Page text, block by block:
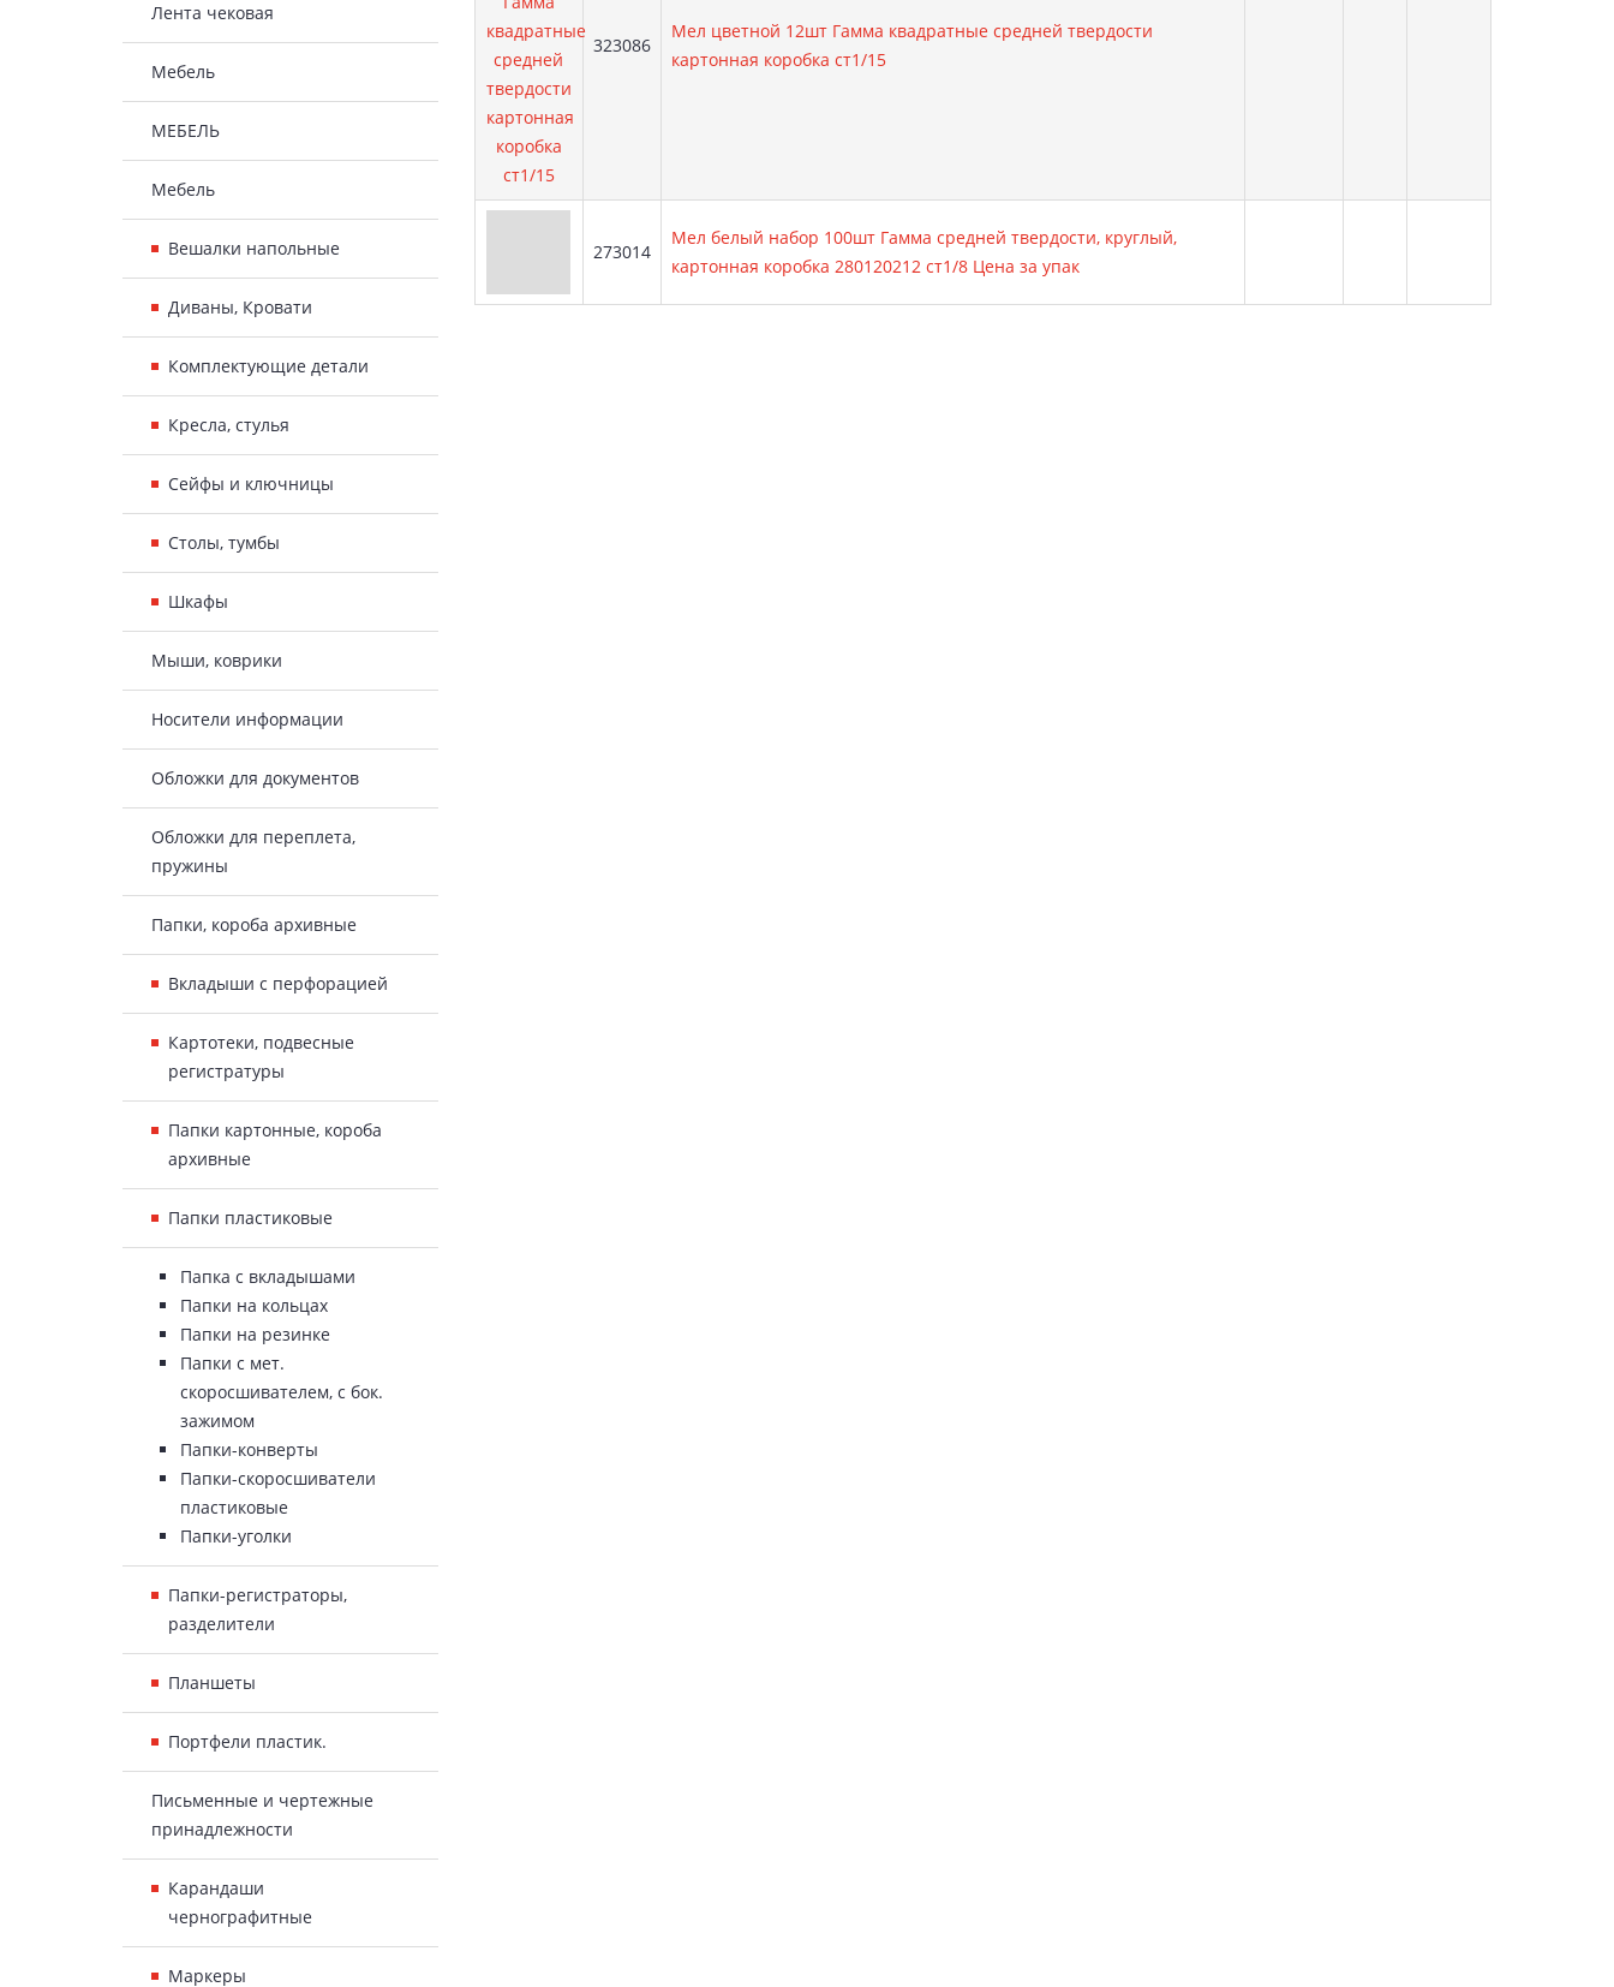
Артикул:
323086
Мел цветной 12шт Гамма квадратные средней твердости
картонная коробка ст1/15
Артикул:
273014
Мел белый набор 100шт Гамма средней твердости, круглый,
картонная коробка 280120212 ст1/8 Цена за упак
Лента чековая
Мебель
МЕБЕЛЬ
Мебель
Вешалки напольные
Диваны, Кровати
Комплектующие детали
Кресла, стулья
Сейфы и ключницы
Столы, тумбы
Шкафы
Мыши, коврики
Носители информации
Обложки для документов
Обложки для переплета,
пружины
Папки, короба архивные
Вкладыши с перфорацией
Картотеки, подвесные
регистратуры
Папки картонные, короба
архивные
Папки пластиковые
Папка с вкладышами
Папки на кольцах
Папки на резинке
Папки с мет.
скоросшивателем, с бок.
зажимом
Папки-конверты
Папки-скоросшиватели
пластиковые
Папки-уголки
Папки-регистраторы,
разделители
Планшеты
Портфели пластик.
Письменные и чертежные
принадлежности
Карандаши
чернографитные
Маркеры